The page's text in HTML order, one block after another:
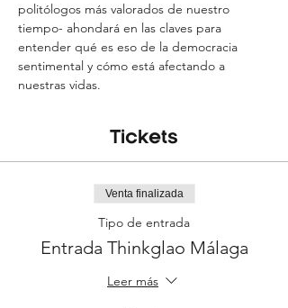
politólogos más valorados de nuestro
tiempo- ahondará en las claves para
entender qué es eso de la democracia
sentimental y cómo está afectando a
nuestras vidas.
Tickets
Venta finalizada
Tipo de entrada
Entrada Thinkglao Málaga
Leer más